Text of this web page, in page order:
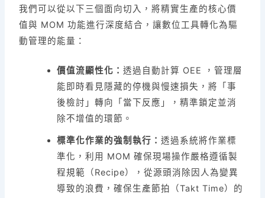
我們可以從以下三個面向切入，將精實生產的核心價
值與 MOM 功能進行深度結合，讓數位工具轉化為驅
動管理的能量：
價值流顯性化：透過自動計算 OEE ，管理層
能即時看見隱藏的停機與慢速損失，將「事
後檢討」轉向「當下反應」，精準鎖定並消
除不增值的環節。
標準化作業的強制執行：透過系統將作業標
準化，利用 MOM 確保現場操作嚴格遵循製
程規範（Recipe），從源頭消除因人為變異
導致的浪費，確保生產節拍（Takt Time）的